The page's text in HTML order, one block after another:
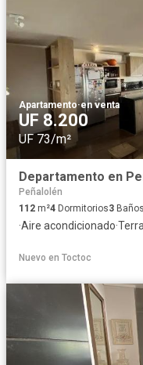
Apartamento·en venta
UF 8.200
UF 73/m²
Departamento en
Peñalolén
112 m²4 Dormitorios3 Baños
·Aire acondicionado·
Nuevo en Toctoc